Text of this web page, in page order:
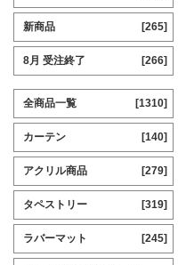
新商品 [265]
8月 受注終了 [266]
全商品一覧 [1310]
カーテン [140]
アクリル商品 [279]
タペストリー [319]
ラバーマット [245]